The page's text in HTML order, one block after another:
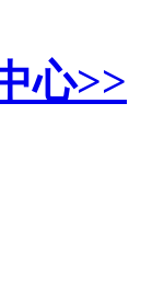
心>>